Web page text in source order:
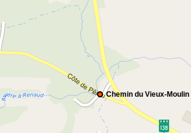
Chemin du Vieux-Moulin